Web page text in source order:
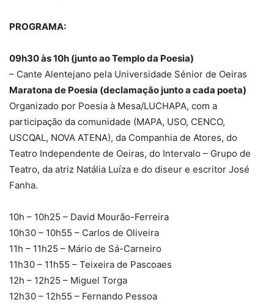
PROGRAMA:
09h30 às 10h (junto ao Templo da Poesia)
– Cante Alentejano pela Universidade Sénior de Oeiras
Maratona de Poesia (declamação junto a cada poeta)
Organizado por Poesia à Mesa/LUCHAPA, com a
participação da comunidade (MAPA, USO, CENCO,
USCQAL, NOVA ATENA), da Companhia de Atores, do
Teatro Independente de Oeiras, do Intervalo – Grupo de
Teatro, da atriz Natália Luíza e do diseur e escritor José
Fanha.
10h – 10h25 – David Mourão-Ferreira
10h30 – 10h55 – Carlos de Oliveira
11h – 11h25 – Mário de Sá-Carneiro
11h30 – 11h55 – Teixeira de Pascoaes
12h – 12h25 – Miguel Torga
12h30 – 12h55 – Fernando Pessoa